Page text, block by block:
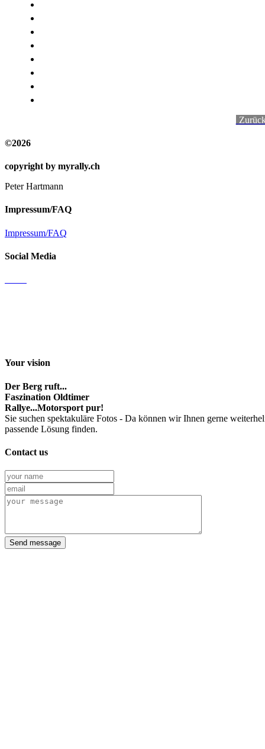
©2026
copyright by myrally.ch
Peter Hartmann
Impressum/FAQ
Impressum/FAQ
Social Media
Your vision
Der Berg ruft...
Faszination Oldtimer
Rallye...Motorsport pur!
Sie suchen spektakuläre Fotos - Da können wir Ihnen gerne
passende Lösung finden.
Contact us
Send message